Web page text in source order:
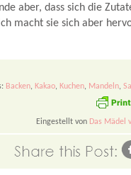
aber, dass sich die
macht sie sich aber
Backen, Kakao, Kuchen, Mandeln,
Eingestellt von Das Mädel